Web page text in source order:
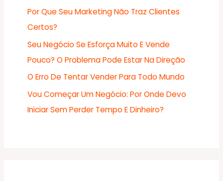
Por Que Seu Marketing Não Traz Clientes
Certos?
Seu Negócio Se Esforça Muito E Vende
Pouco? O Problema Pode Estar Na Direção
O Erro De Tentar Vender Para Todo Mundo
Vou Começar Um Negócio: Por Onde Devo
Iniciar Sem Perder Tempo E Dinheiro?